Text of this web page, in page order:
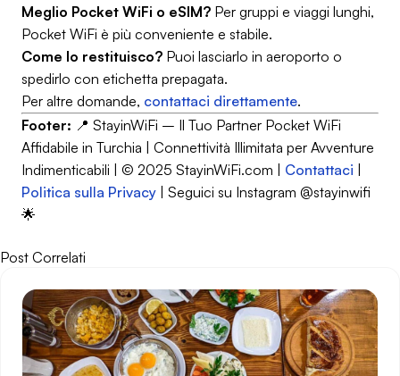
Meglio Pocket WiFi o eSIM? Per gruppi e viaggi lunghi,
Pocket WiFi è più conveniente e stabile.
Come lo restituisco? Puoi lasciarlo in aeroporto o
spedirlo con etichetta prepagata.
Per altre domande, contattaci direttamente.
Footer: 📍 StayinWiFi – Il Tuo Partner Pocket WiFi
Affidabile in Turchia | Connettività Illimitata per Avventure
Indimenticabili | © 2025 StayinWiFi.com | Contattaci
Politica sulla Privacy | Seguici su Instagram @stayinwifi
🌟
Post Correlati